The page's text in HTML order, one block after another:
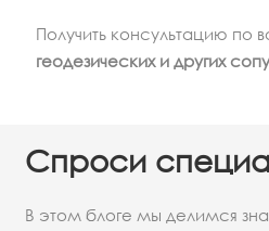
Получить консультацию по
геодезических и других
Спроси
В этом блоге мы делимся